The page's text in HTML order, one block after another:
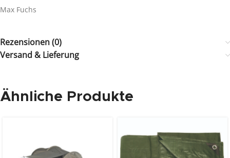
Max Fuchs
Rezensionen (0)
Versand & Lieferung
Ähnliche Produkte